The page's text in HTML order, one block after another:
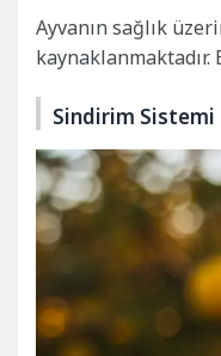
Ayvanın sağlık
kaynaklanmaktadır.
Sindirim Sistemi